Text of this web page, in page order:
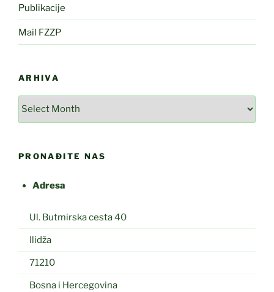
Publikacije
Mail FZZP
ARHIVA
PRONAĐITE NAS
Adresa
Ul. Butmirska cesta 40
Ilidža
71210
Bosna i Hercegovina